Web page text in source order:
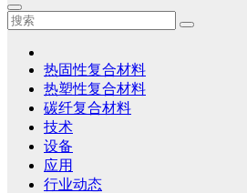
热固性复合材料
热塑性复合材料
碳纤复合材料
技术
设备
应用
行业动态